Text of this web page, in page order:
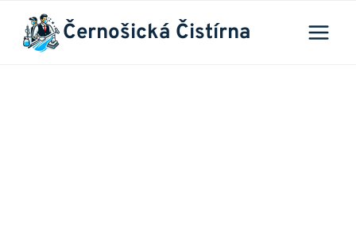
Přeskočit
obsah
Černošická Čistírna